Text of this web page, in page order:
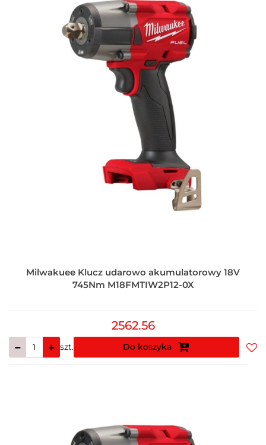
Milwakuee Klucz udarowo akumulatorowy 18V
745Nm M18FMTIW2P12-0X
2562.56
szt. Do koszyka